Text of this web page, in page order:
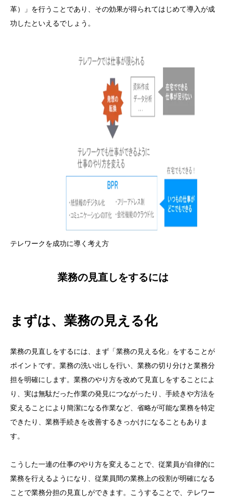
革）」を行うことであり、その効果が得られてはじめて導入が成
功したといえるでしょう。
テレワークを成功に導く考え方
業務の見直しをするには
まずは、業務の見える化
業務の見直しをするには、まず「業務の見える化」をすることが
ポイントです。業務の洗い出しを行い、業務の切り分けと業務分
担を明確にします。業務のやり方を改めて見直しをすることによ
り、実は無駄だった作業の発見につながったり、手続きや方法を
変えることにより簡潔になる作業など、省略が可能な業務を特定
できたり、業務手続きを改善するきっかけになることもありま
す。
こうした一連の仕事のやり方を変えることで、従業員が自律的に
業務を行えるようになり、従業員間の業務上の役割が明確になる
ことで業務分担の見直しができます。こうすることで、テレワー